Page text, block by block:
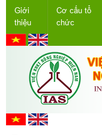
Giới
thiệu
Cơ cấu tổ
chức